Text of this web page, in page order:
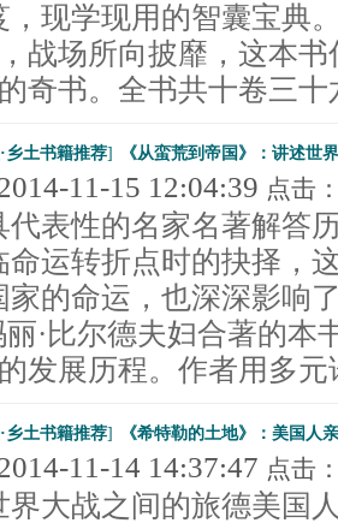
，现学现用的智囊宝典
战场所向披靡，这本
奇书。全书共十卷三
乡土书籍推荐] 《从蛮荒到帝国》：讲述世
11-15 12:04:39 点击
代表性的名家名著解答
命运转折点时的抉择，
家的命运，也深深影响
丽·比尔德夫妇合著的本
发展历程。作者用多元
乡土书籍推荐] 《希特勒的土地》：美国人
11-14 14:37:47 点击
界大战之间的旅德美国